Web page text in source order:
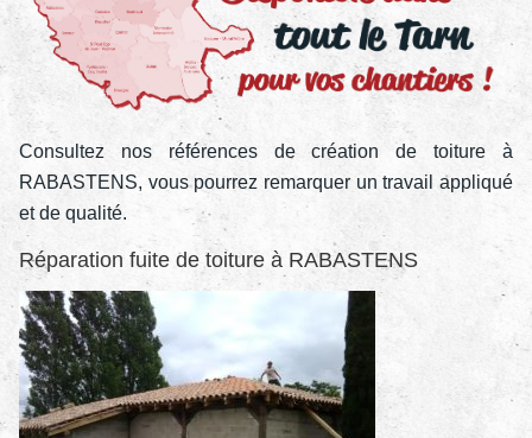
Consultez nos références de création de toiture à
RABASTENS, vous pourrez remarquer un travail appliqué
et de qualité.
Réparation fuite de toiture à RABASTENS